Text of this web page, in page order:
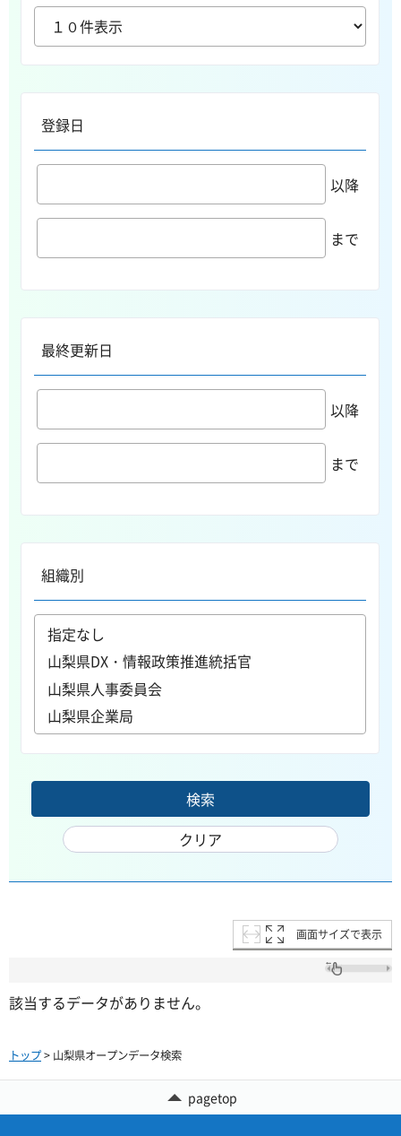
登録日
以降
まで
最終更新日
以降
まで
組織別
画面サイズで表示
該当するデータがありません。
トップ> 山梨県オープンデータ検索
pagetop